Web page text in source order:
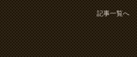
記事一覧へ